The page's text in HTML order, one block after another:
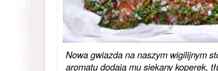
Nowa gwiazda na naszym wigilijnym
aromatu dodają mu siekany koperek,